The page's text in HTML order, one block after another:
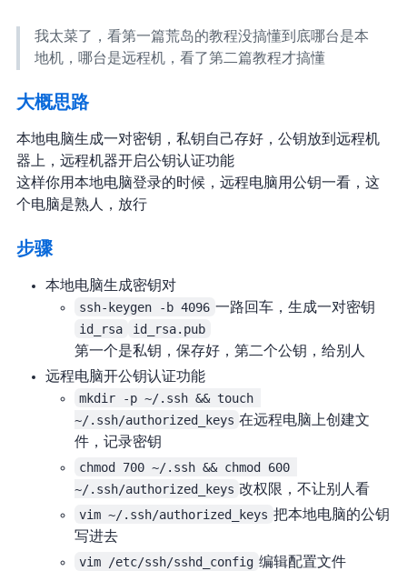
我太菜了，看第一篇荒岛的教程没搞懂到底哪台是本
地机，哪台是远程机，看了第二篇教程才搞懂
大概思路
本地电脑生成一对密钥，私钥自己存好，公钥放到远程机
器上，远程机器开启公钥认证功能
这样你用本地电脑登录的时候，远程电脑用公钥一看，这
个电脑是熟人，放行
步骤
本地电脑生成密钥对
ssh-keygen -b 4096 一路回车，生成一对密钥
id_rsa id_rsa.pub
第一个是私钥，保存好，第二个公钥，给别人
远程电脑开公钥认证功能
mkdir -p ~/.ssh && touch
~/.ssh/authorized_keys 在远程电脑上创建文
件，记录密钥
chmod 700 ~/.ssh && chmod 600
~/.ssh/authorized_keys 改权限，不让别人看
vim ~/.ssh/authorized_keys 把本地电脑的公钥
写进去
vim /etc/ssh/sshd_config 编辑sshd配置文件